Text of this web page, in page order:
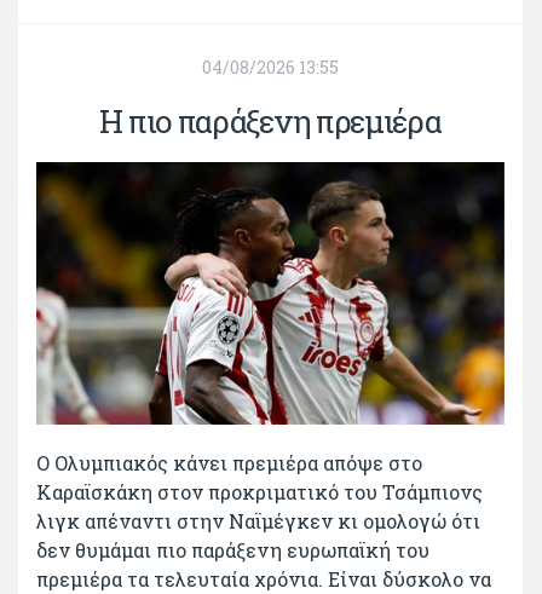
04/08/2026 13:55
H πιο παράξενη πρεμιέρα
Ο Ολυμπιακός κάνει πρεμιέρα απόψε στο
Καραϊσκάκη στον προκριματικό του Τσάμπιονς
λιγκ απέναντι στην Ναϊμέγκεν κι ομολογώ ότι
δεν θυμάμαι πιο παράξενη ευρωπαϊκή του
πρεμιέρα τα τελευταία χρόνια. Είναι δύσκολο να